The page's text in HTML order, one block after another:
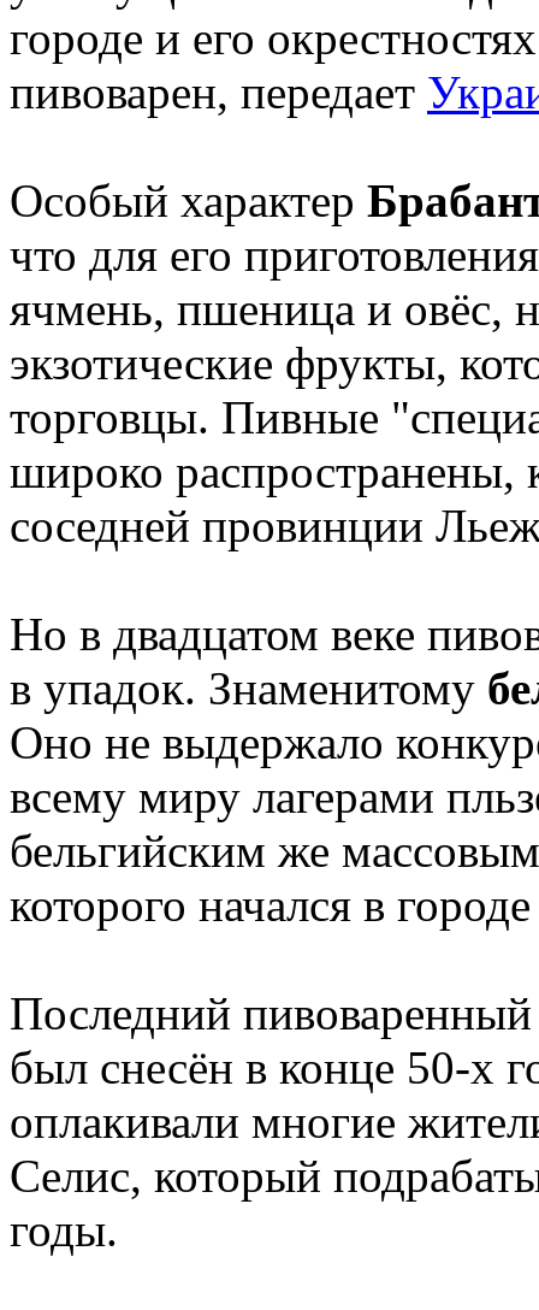
городе и его
пивоварен, передает
Особый характер
что для его
ячмень, пшеница и овёс,
экзотические фрукты,
торговцы. Пивные
широко распространены,
соседней провинции
Но в двадцатом веке
в упадок. Знаменитому
Оно не выдержало
всему миру лагерами
бельгийским же
которого начался в
Последний
был снесён в конце 50-х
оплакивали многие
Селис, который
годы.